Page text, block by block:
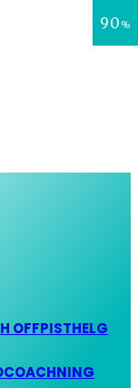
OFFPISTHELG
90%